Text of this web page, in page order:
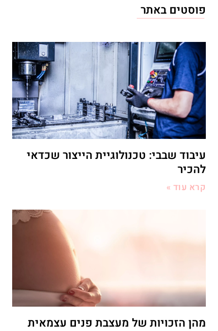
פוסטים באתר
עיבוד שבבי: טכנולוגיית הייצור שכדאי
להכיר
קרא עוד »
מהן הזכויות של מעצבת פנים עצמאית